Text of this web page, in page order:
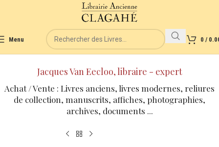
Menu 0 /
Jacques Van Eecloo, libraire - expert
Achat / Vente : Livres anciens, livres modernes, reliures
de collection, manuscrits, affiches, photographies,
archives, documents ...